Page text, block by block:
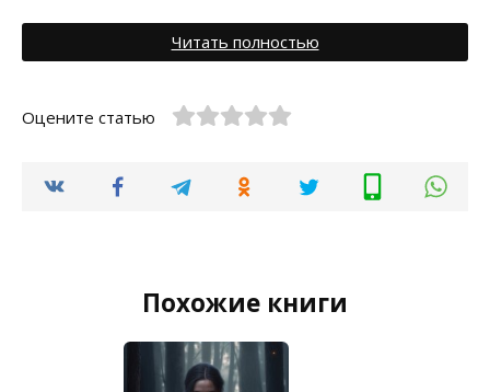
Читать полностью
Оцените статью
Похожие книги